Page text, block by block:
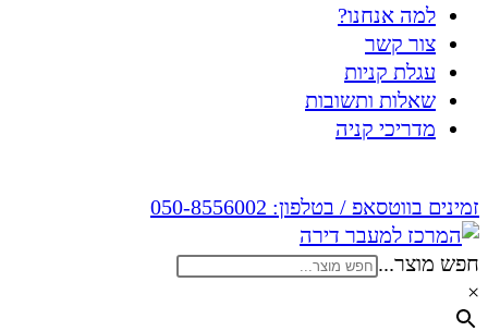
למה אנחנו?
צור קשר
עגלת קניות
שאלות ותשובות
מדריכי קניה
זמינים בווטסאפ / בטלפון: 050-8556002
חפש מוצר...
×